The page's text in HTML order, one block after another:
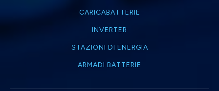
CARICABATTERIE
INVERTER
STAZIONI DI ENERGIA
ARMADI BATTERIE